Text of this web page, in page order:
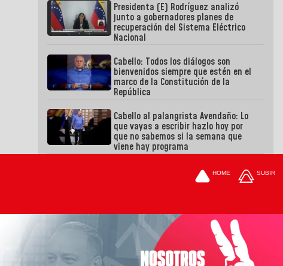
Presidenta (E) Rodríguez analizó
junto a gobernadores planes de
recuperación del Sistema Eléctrico
Nacional
Cabello: Todos los diálogos son
bienvenidos siempre que estén en el
marco de la Constitución de la
República
Cabello al palangrista Avendaño: Lo
que vayas a escribir hazlo hoy por
que no sabemos si la semana que
viene hay programa
HOME SUBIR